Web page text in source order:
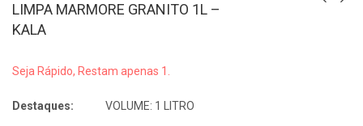
LIMPA MARMORE GRANITO 1L –
KALA
Seja Rápido, Restam apenas 1.
Destaques: VOLUME: 1 LITRO